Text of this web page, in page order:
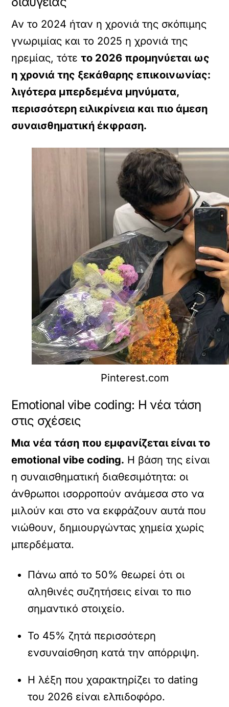
Αν το 2024 ήταν η χρονιά της σκόπιμης
γνωριμίας και το 2025 η χρονιά της
ηρεμίας, τότετο 2026 προμηνύεται ως
η χρονιά της ξεκάθαρης επικοινωνίας:
λιγότερα μπερδεμένα μηνύματα,
περισσότερη ειλικρίνεια και πιο άμεση
συναισθηματική έκφραση.
Pinterest.com
Emotional vibe coding: Η νέα τάση
στις σχέσεις
Μια νέα τάση που εμφανίζεται είναι το
emotional vibe coding. Η βάση της είναι
η συναισθηματική διαθεσιμότητα: οι
άνθρωποι ισορροπούν ανάμεσα στο να
μιλούν και στο να εκφράζουν αυτά που
νιώθουν, δημιουργώντας χημεία χωρίς
μπερδέματα.
Πάνω από το 50% θεωρεί ότι οι
αληθινές συζητήσεις είναι το πιο
σημαντικό στοιχείο.
Το 45% ζητά περισσότερη
ενσυναίσθηση κατά την απόρριψη.
Η λέξη που χαρακτηρίζει το dating
του 2026 είναι ελπιδοφόρο.